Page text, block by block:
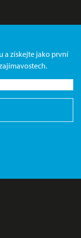
a získejte jako první